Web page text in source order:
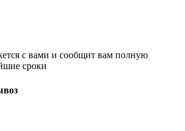
с вами и сообщит вам полную
сроки